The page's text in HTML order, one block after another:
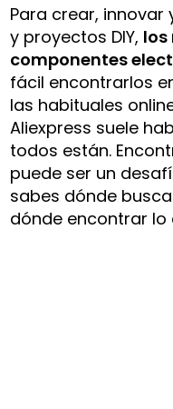
Para crear,
y proyectos DIY, los
componentes
fácil encontrarlos
las habituales
Aliexpress suele
todos están.
puede ser un
sabes dónde
dónde encontrar lo